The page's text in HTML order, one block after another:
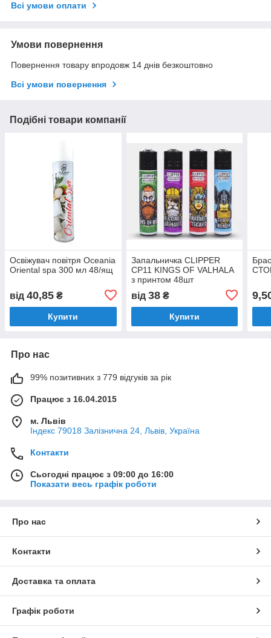
Всі умови оплати
Умови повернення
Повернення товару впродовж 14 днів безкоштовно
Всі умови повернення
Подібні товари компанії
Освіжувач повітря Oceania
Oriental spa 300 мл 48/ящ
від 40,85 ₴
Купити
Запальничка CLIPPER
CP11 KINGS OF VALHALA
з принтом 48шт
від 38₴
Купити
Про нас
99% позитивних з 779 відгуків за рік
Працює з 16.04.2015
м. Львів
Індекс 79018 Залізнична 24, Львів, Україна
Контакти
Сьогодні працює з 09:00 до 16:00
Показати весь графік роботи
Про нас
Контакти
Доставка та оплата
Графік роботи